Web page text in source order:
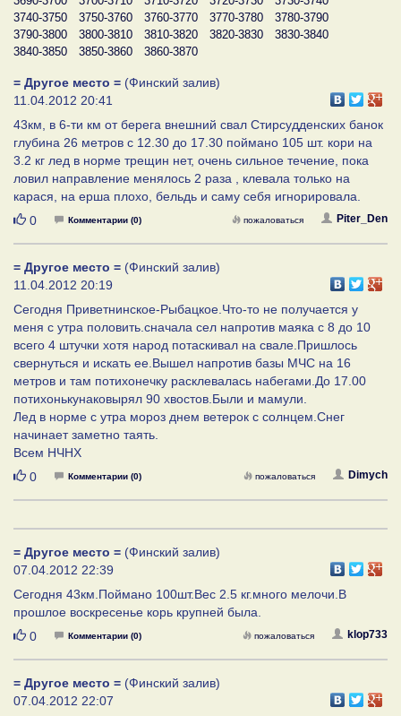
3740-3750
3750-3760 3760-3770 3770-3780
3780-3790
3790-3800
3800-3810 3810-3820 3820-3830
3830-3840
3840-3850
3850-3860 3860-3870
= Другое место = (Финский залив)
11.04.2012 20:41
43км, в 6-ти км от берега внешний свал Стирсудденских банок
глубина 26 метров с 12.30 до 17.30 поймано 105 шт. кори на
3.2 кг лед в норме трещин нет, очень сильное течение, пока
ловил направление менялось 2 раза , клевала только на
карася, на ерша плохо, бельдь и саму себя игнорировала.
Нравится
0 Комментарии (0) Piter_Den
пожаловаться
= Другое место = (Финский залив)
11.04.2012 20:19
Сегодня Приветнинское-Рыбацкое.Что-то не получается у
меня с утра половить.сначала сел напротив маяка с 8 до 10
всего 4 штучки хотя народ потаскивал на свале.Пришлось
свернуться и искать ее.Вышел напротив базы МЧС на 16
метров и там потихонечку расклевалась набегами.До 17.00
потихонькунаковырял 90 хвостов.Были и мамули.
Лед в норме с утра мороз днем ветерок с солнцем.Снег
начинает заметно таять.
Всем НЧНХ
Нравится
0 Комментарии (0) Dimych
пожаловаться
= Другое место = (Финский залив)
07.04.2012 22:39
Сегодня 43км.Поймано 100шт.Вес 2.5 кг.много мелочи.В
прошлое воскресенье корь крупней была.
Нравится
0 Комментарии (0) klop733
пожаловаться
= Другое место = (Финский залив)
07.04.2012 22:07